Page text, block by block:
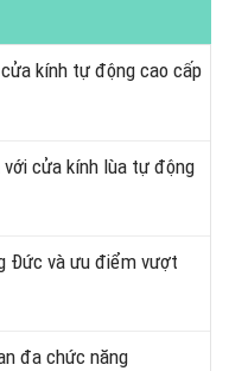
kính tự động cao cấp
với cửa kính lùa tự động
Đức và ưu điểm vượt
đa chức năng